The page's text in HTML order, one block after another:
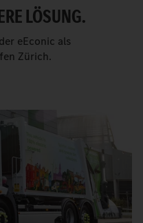
LÖSUNG.
eEconic als
Zürich.